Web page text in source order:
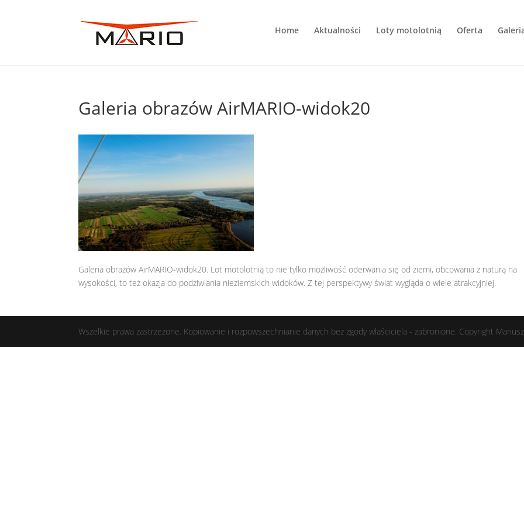
Home Aktualności Loty motolotnią Oferta
Galeria obrazów AirMARIO-widok20
Galeria obrazów AirMARIO-widok20. Lot motolotnią to nie tylko możliwość oderwania się od ziemi, obcowania z naturą na
wysokości, to też okazja do podziwiania nieziemskich widoków. Z tej perspektywy świat wygląda o wiele atrakcyjniej.
Wszelkie prawa zastrzeżone. Kopiowanie i rozpowszechnianie danych bez zgody właściciela - zabronione. Copyright